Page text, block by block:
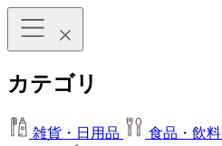
カテゴリ
雑貨・日用品 食品・飲料